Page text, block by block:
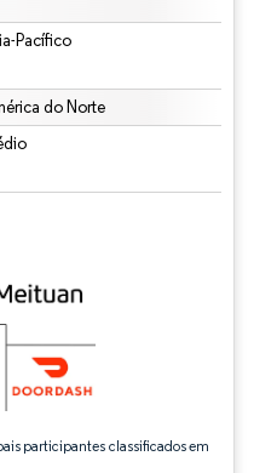
Pacífico
do Norte
participantes classificados em
atribuição conforme CC BY 4.0.